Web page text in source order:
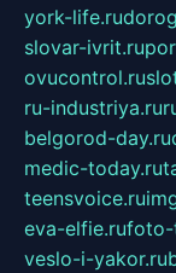
york-life.ru
slovar-ivrit.ru
ovucontrol.ru
ru-industriya.ru
belgorod-day.ru
medic-today.ru
teensvoice.ru
eva-elfie.rufoto-
veslo-i-yakor.ru